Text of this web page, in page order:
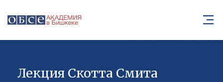
Лекция Скотта Смита